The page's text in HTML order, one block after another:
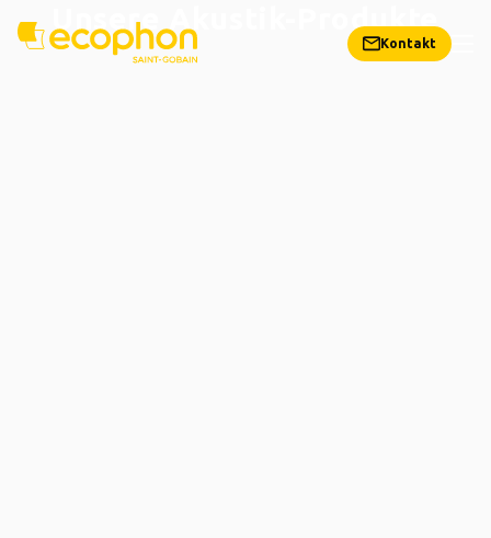
Kontakt
Unsere Akustik-Produkte